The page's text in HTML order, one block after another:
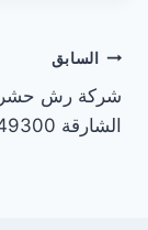
تصفّح
المقالات
السابق
شركة رش
الشارقة 0501949300